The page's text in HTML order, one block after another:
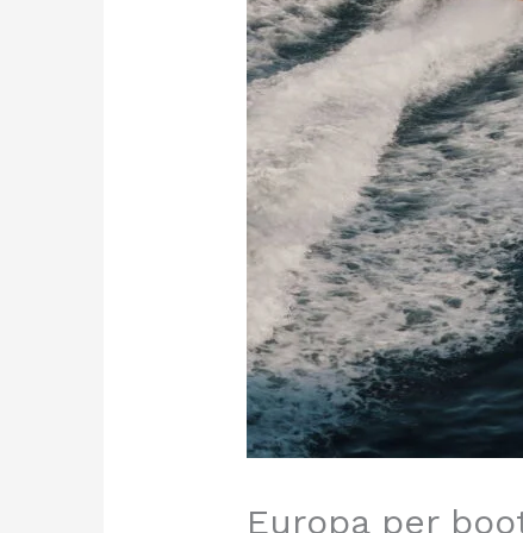
Europa per